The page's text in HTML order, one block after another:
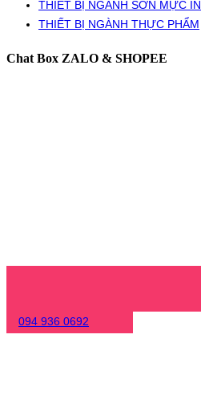
THIẾT BỊ NGÀNH SƠN MỰC IN
THIẾT BỊ NGÀNH THỰC PHẨM
Chat Box ZALO & SHOPEE
094 936 0692